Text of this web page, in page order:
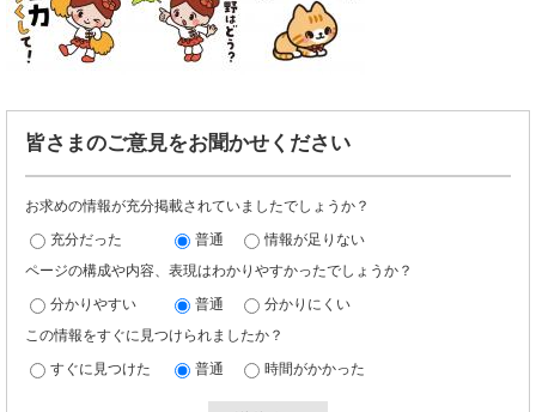
皆さまのご意見をお聞かせください
お求めの情報が充分掲載されていましたでしょうか？
充分だった 普通
情報が足りない
ページの構成や内容、表現はわかりやすかったでしょうか？
分かりやすい 普通
分かりにくい
この情報をすぐに見つけられましたか？
すぐに見つけた 普通 時間がかかった